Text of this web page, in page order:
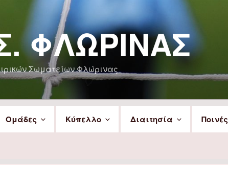
ΦΛΏΡΙΝΑΣ
Σωματείων Φλώρινας
Ομάδες Κύπελλο Διαιτησία Ποινές